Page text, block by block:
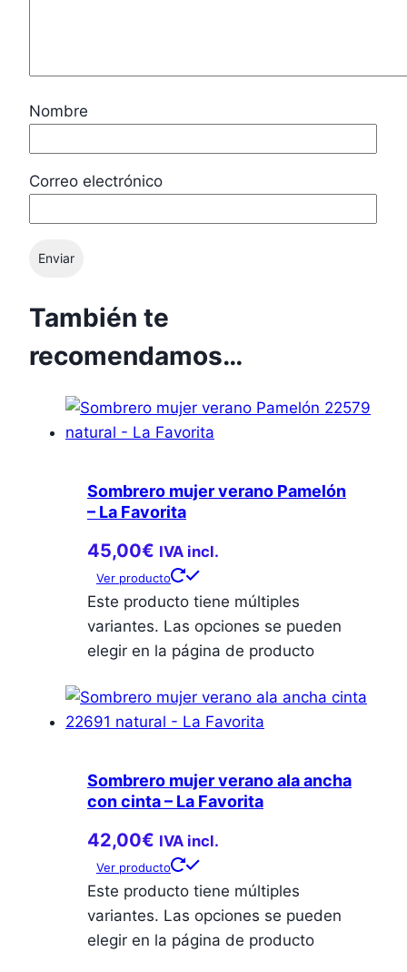
Nombre
Correo electrónico
También te
recomendamos…
Sombrero mujer verano Pamelón
– La Favorita
45,00€ IVA incl.
Ver producto
Este producto tiene múltiples
variantes. Las opciones se pueden
elegir en la página de producto
Sombrero mujer verano ala ancha
con cinta – La Favorita
42,00€ IVA incl.
Ver producto
Este producto tiene múltiples
variantes. Las opciones se pueden
elegir en la página de producto